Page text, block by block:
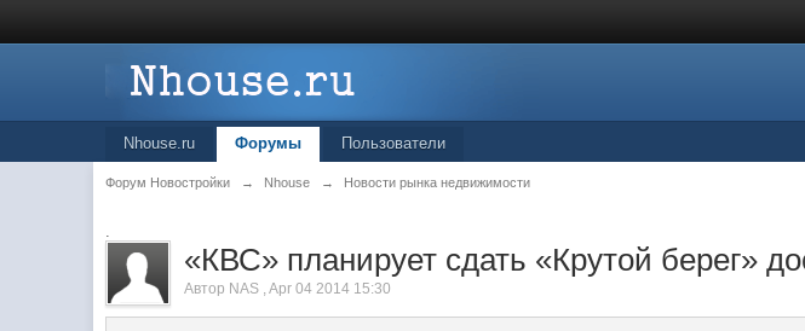
Nhouse.ru Форумы Пользователи
Форум Новостройки → Nhouse → Новости рынка недвижимости
.
«КВС» планирует сдать «Крутой берег»
Автор NAS ,Apr 04 2014 15:30